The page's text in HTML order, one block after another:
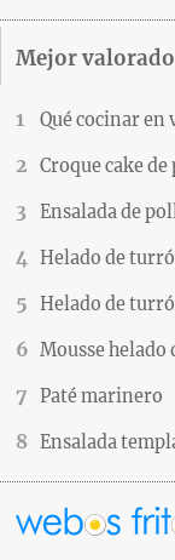
Mejor valorado
Qué cocinar en
Croque cake
Ensalada de
Helado de
Helado de
Mousse helado
Paté marinero
Ensalada